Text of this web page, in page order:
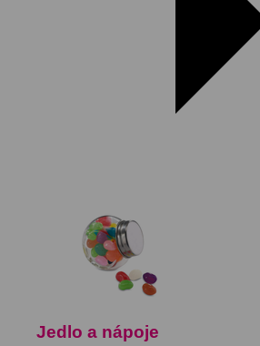
Jedlo a nápoje